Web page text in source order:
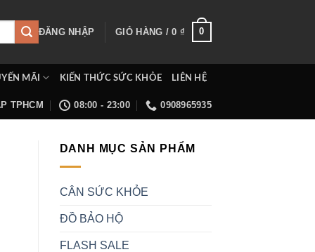
ĐĂNG NHẬP GIỎ HÀNG /0 ₫ 0
MÃI KIẾN THỨC SỨC KHỎE LIÊN HỆ
TPHCM 08:00 - 23:00 0908965935
DANH MỤC SẢN PHẨM
CÂN SỨC KHỎE
ĐỒ BẢO HỘ
FLASH SALE